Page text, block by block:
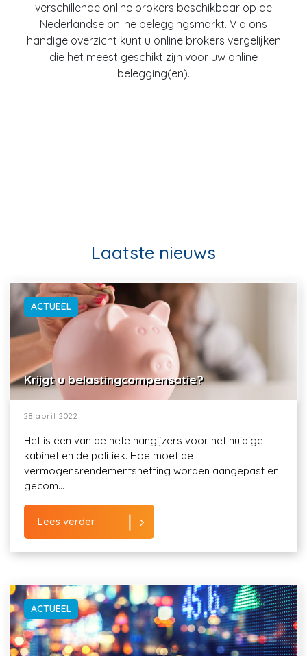
verschillende online brokers beschikbaar op de
Nederlandse online beleggingsmarkt. Via ons
handige overzicht kunt u online brokers vergelijken
die het meest geschikt zijn voor uw online
belegging(en).
Laatste nieuws
ACTUEEL
Krijgt u belastingcompensatie?
28 april 2022
Het is een van de hete hangijzers voor het huidige
kabinet en de politiek. Hoe moet de
vermogensrendementsheffing worden aangepast en
gecom...
Lees verder
ACTUEEL